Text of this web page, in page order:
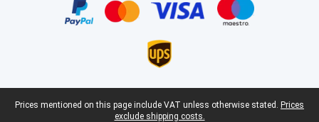
Legal footer
Prices mentioned on this page include VAT unless otherwise stated. Prices
exclude shipping costs.